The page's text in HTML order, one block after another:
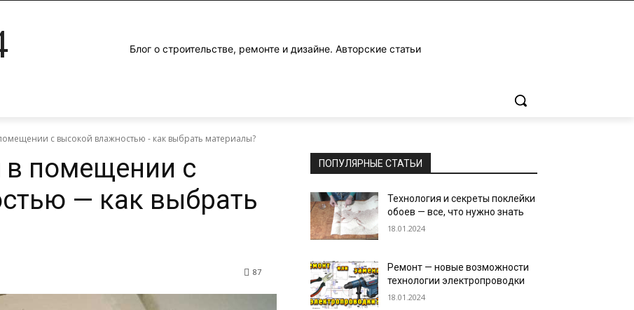
Блог о строительстве, ремонте и дизайне. Авторские статьи
с высокой влажностью - как выбрать материалы?
в помещении с
— как выбрать
87
ПОПУЛЯРНЫЕ СТАТЬИ
Технология и секреты поклейки
обоев — все, что нужно знать
18.01.2024
Ремонт — новые возможности
технологии электропроводки
18.01.2024